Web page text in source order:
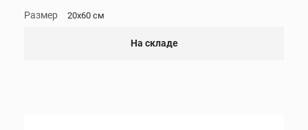
Размер 20x60 см
На складе